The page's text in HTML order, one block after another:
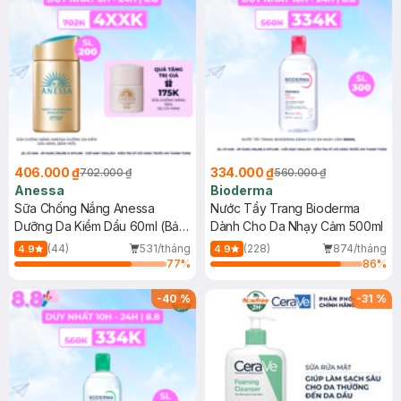
406.000 ₫702.000 ₫
Anessa
Sữa Chống Nắng Anessa
Dưỡng Da Kiềm Dầu 60ml (Bản
Mới)
4.9 (44)
531/tháng
77%
334.000 ₫560.000 ₫
Bioderma
Nước Tẩy Trang Bioderma
Dành Cho Da Nhạy Cảm 500ml
4.9 (228)
874/tháng
86%
-40% -31 %